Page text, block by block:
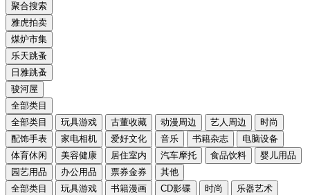
聚合搜索
雅虎拍卖
煤炉市集
乐天跳蚤
日雅跳蚤
骏河屋
全部类目
全部类目
玩具游戏 古董收藏 动漫周边 艺人周边
时尚
配饰手表
家电相机 爱好文化 音乐 书籍杂志
电脑设备
体育休闲
美容健康 居住室内 汽车摩托 食品饮料
婴儿用品
园艺用品
办公用品 票券金券
其他
全部类目
玩具游戏 书籍漫画 CD影碟 时尚
乐器艺术